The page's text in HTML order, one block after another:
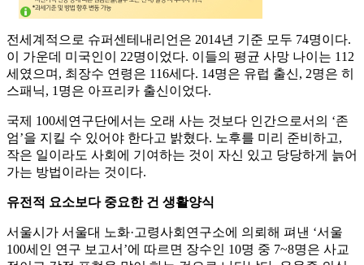
전세계적으로 슈퍼센테내리언은 2014년 기준 모두 74명이다.
이 가운데 미국인이 22명이었다. 이들의 평균 사망 나이는 112
세였으며, 최장수 연령은 116세다. 14명은 유럽 출신, 2명은 히
스패닉, 1명은 아프리카 출신이었다.
국제 100세연구단에서는 오래 사는 것보다 인간으로서의 ‘존
엄’을 지킬 수 있어야 한다고 밝혔다. 노후를 미리 준비하고,
작은 일이라도 사회에 기여하는 것이 자신 있고 당당하게 늙어
가는 방법이라는 것이다.
유전적 요소보다 중요한 건 생활양식
서울시가 서울대 노화·고령사회연구소에 의뢰해 펴낸 ‘서울
100세인 연구 보고서’에 따르면 장수인 10명 중 7~8명은 사교